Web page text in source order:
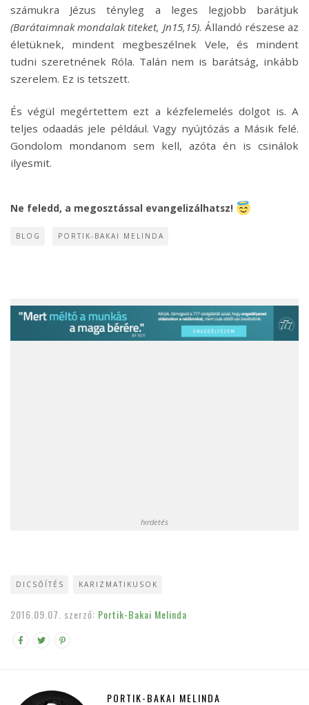
számukra Jézus tényleg a leges legjobb barátjuk
(Barátaimnak mondalak titeket, Jn15,15). Állandó részese az
életüknek, mindent megbeszélnek Vele, és mindent
tudni szeretnének Róla. Talán nem is barátság, inkább
szerelem. Ez is tetszett.
És végül megértettem ezt a kézfelemelés dolgot is. A
teljes odaadás jele például. Vagy nyújtózás a Másik felé.
Gondolom mondanom sem kell, azóta én is csinálok
ilyesmit.
Ne feledd, a megosztással evangelizálhatsz!
BLOG PORTIK-BAKAI MELINDA
hirdetés
DICSŐÍTÉS KARIZMATIKUSOK
2016.09.07. szerző: Portik-Bakai Melinda
PORTIK-BAKAI MELINDA